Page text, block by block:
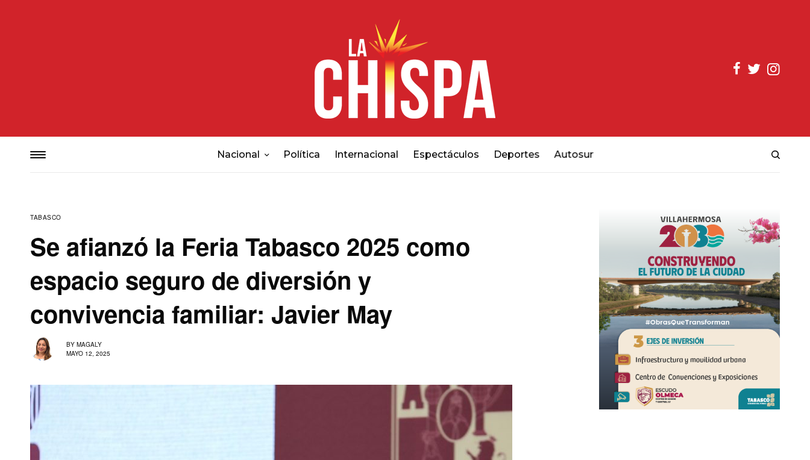
Nacional Política Internacional Espectáculos Deportes Autosur
TABASCO
Se afianzó la Feria Tabasco 2025 como
espacio seguro de diversión y
convivencia familiar: Javier May
BY MAGALY
MAYO 12, 2025